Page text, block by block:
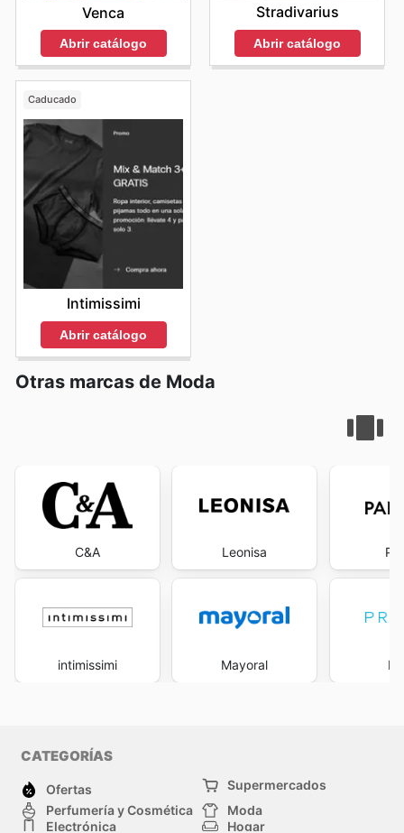
Venca
Abrir catálogo
Stradivarius
Abrir catálogo
Caducado
Intimissimi
Abrir catálogo
Otras marcas de Moda
C&A
intimissimi
Leonisa
Mayoral
CATEGORÍAS
Ofertas
Supermercados
Perfumería y Cosmética
Moda
Electrónica
Hogar